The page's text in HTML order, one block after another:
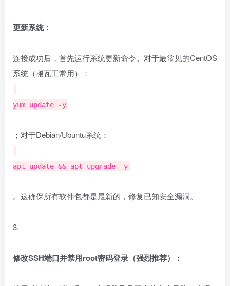
更新系统：
连接成功后，首先运行系统更新命令。对于最常见的CentOS
系统（搬瓦工常用）：
yum update -y
；对于Debian/Ubuntu系统：
apt update && apt upgrade -y
。这确保所有软件包都是最新的，修复已知安全漏洞。
3.
修改SSH端口并禁用root密码登录（强烈推荐）：